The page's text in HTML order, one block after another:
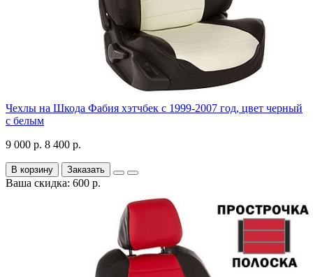
Чехлы на Шкода Фабия хэтчбек с 1999-2007 год, цвет черный
с белым
9 000 р. 8 400 р.
В корзину Заказать
Ваша скидка: 600 р.